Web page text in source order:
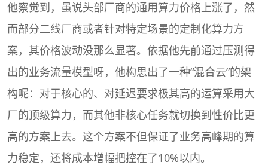
他察觉到，虽说头部厂商的通用算力价格上涨了，然
而部分二线厂商或者针对特定场景的定制化算力方
案，其价格波动没那么显著。依据他先前通过压测得
出的业务流量模型呀，他构思出了一种“混合云”的架
构呢：对于核心的、对延迟要求极其高的运算采用大
厂的顶级算力，而其他非核心任务就切换到性价比更
高的方案上去。这个方案不但保证了业务高峰期的算
力稳定，还将成本增幅把控在了10%以内。